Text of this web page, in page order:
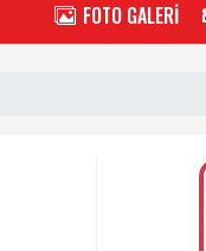
FOTO GALERİ